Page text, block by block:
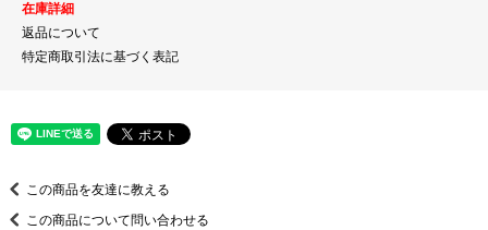
在庫詳細
返品について
特定商取引法に基づく表記
この商品を友達に教える
この商品について問い合わせる